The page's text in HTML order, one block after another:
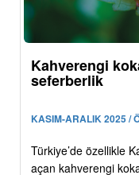
Kahverengi
seferberlik
KASIM-ARALIK 2025 /
Türkiye’de özellikle
açan kahverengi